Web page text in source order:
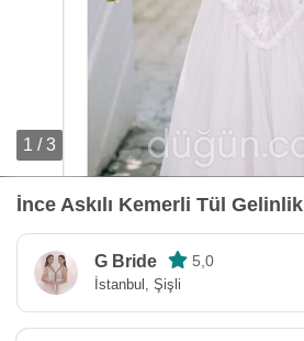
1 / 3
İnce Askılı Kemerli Tül Gelinlik
G Bride 5,0
İstanbul, Şişli